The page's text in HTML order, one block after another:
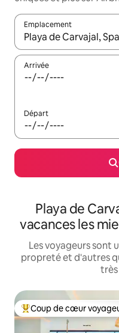
Emplacement
Quand les résultats
Arrivée
Départ
Playa de
vacances les
Les voyageurs sont
propreté et d'autres
Coup de cœur
Coup de cœur